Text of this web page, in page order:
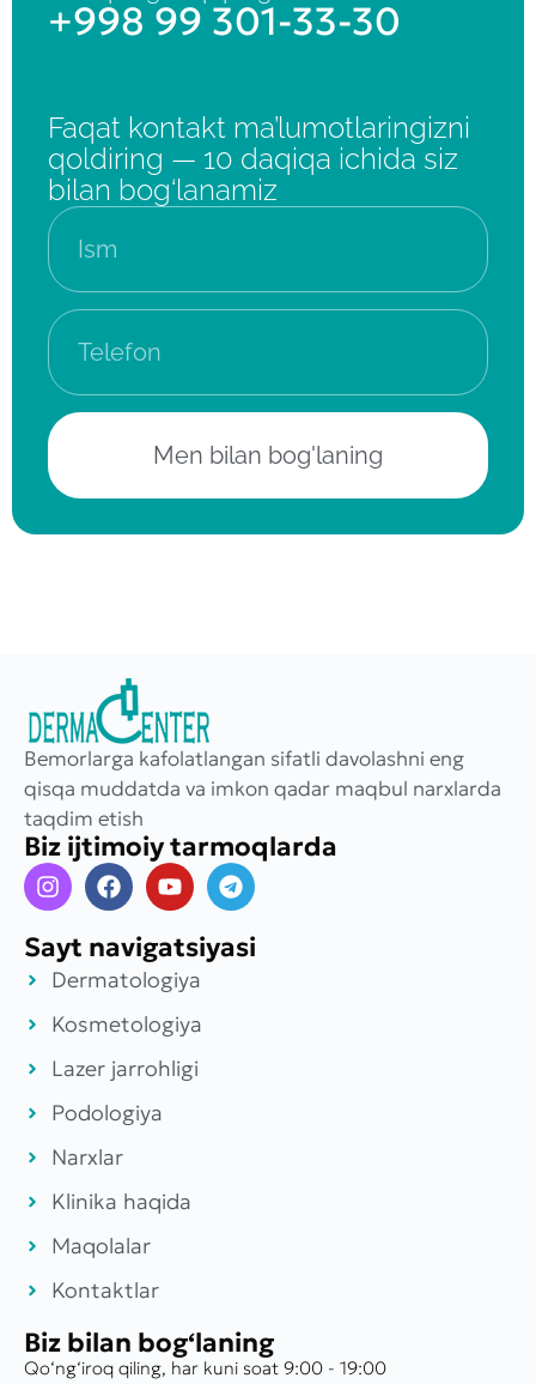
+998 99 301-33-30
Faqat kontakt ma’lumotlaringizni
qoldiring — 10 daqiqa ichida siz
bilan bog‘lanamiz
Men bilan bog'laning
Bemorlarga kafolatlangan sifatli davolashni eng
qisqa muddatda va imkon qadar maqbul narxlarda
taqdim etish
Biz ijtimoiy tarmoqlarda
Sayt navigatsiyasi
Dermatologiya
Kosmetologiya
Lazer jarrohligi
Podologiya
Narxlar
Klinika haqida
Maqolalar
Kontaktlar
Biz bilan bog‘laning
Qo‘ng‘iroq qiling, har kuni soat 9:00 - 19:00